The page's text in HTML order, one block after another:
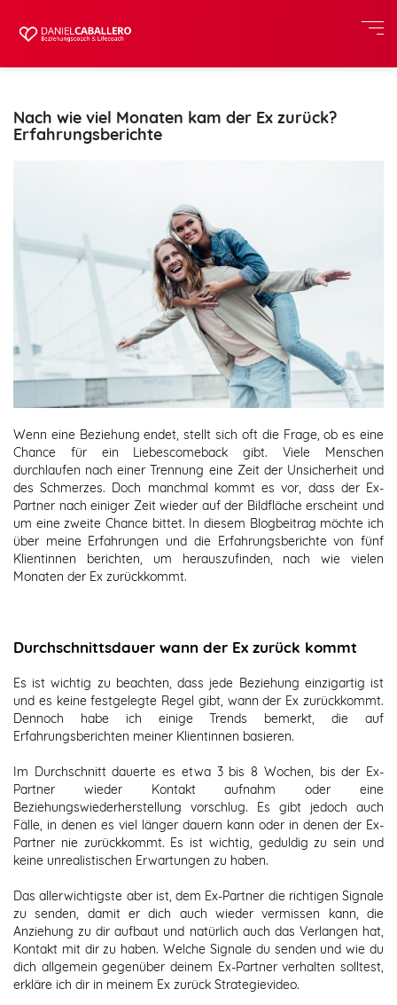
Nach wie viel Monaten kam der Ex zurück?
Erfahrungsberichte
Wenn eine Beziehung endet, stellt sich oft die Frage, ob es eine
Chance für ein Liebescomeback gibt. Viele Menschen
durchlaufen nach einer Trennung eine Zeit der Unsicherheit und
des Schmerzes. Doch manchmal kommt es vor, dass der Ex-
Partner nach einiger Zeit wieder auf der Bildfläche erscheint und
um eine zweite Chance bittet. In diesem Blogbeitrag möchte ich
über meine Erfahrungen und die Erfahrungsberichte von fünf
Klientinnen berichten, um herauszufinden, nach wie vielen
Monaten der Ex zurückkommt.
Durchschnittsdauer wann der Ex zurück kommt
Es ist wichtig zu beachten, dass jede Beziehung einzigartig ist
und es keine festgelegte Regel gibt, wann der Ex zurückkommt.
Dennoch habe ich einige Trends bemerkt, die auf
Erfahrungsberichten meiner Klientinnen basieren.
Im Durchschnitt dauerte es etwa 3 bis 8 Wochen, bis der Ex-
Partner wieder Kontakt aufnahm oder eine
Beziehungswiederherstellung vorschlug. Es gibt jedoch auch
Fälle, in denen es viel länger dauern kann oder in denen der Ex-
Partner nie zurückkommt. Es ist wichtig, geduldig zu sein und
keine unrealistischen Erwartungen zu haben.
Das allerwichtigste aber ist, dem Ex-Partner die richtigen Signale
zu senden, damit er dich auch wieder vermissen kann, die
Anziehung zu dir aufbaut und natürlich auch das Verlangen hat,
Kontakt mit dir zu haben. Welche Signale du senden und wie du
dich allgemein gegenüber deinem Ex-Partner verhalten solltest,
erkläre ich dir in meinem Ex zurück Strategievideo.